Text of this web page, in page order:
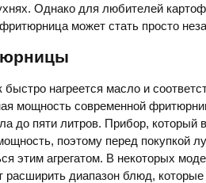
Однако для любителей
может стать просто
быстро нагреется масло и
мощность современной
до пяти литров. Прибор, который
поэтому перед покупкой
этим агрегатом. В некоторых
расширить диапазон блюд, которые